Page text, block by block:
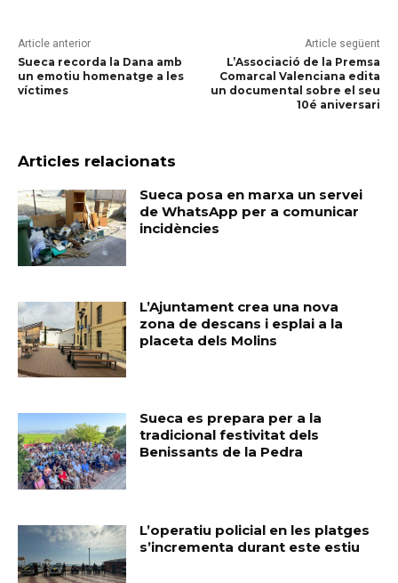
Article anterior
Sueca recorda la Dana amb
un emotiu homenatge a les
víctimes
Article següent
L’Associació de la Premsa
Comarcal Valenciana edita
un documental sobre el seu
10é aniversari
Articles relacionats
Sueca posa en marxa un servei
de WhatsApp per a comunicar
incidències
L’Ajuntament crea una nova
zona de descans i esplai a la
placeta dels Molins
Sueca es prepara per a la
tradicional festivitat dels
Benissants de la Pedra
L’operatiu policial en les platges
s’incrementa durant este estiu